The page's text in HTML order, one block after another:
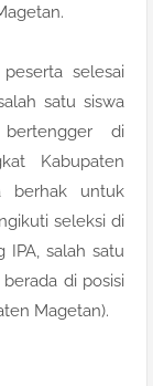
selesai
satu siswa
bertengger di
Kabupaten
berhak untuk
seleksi di
IPA, salah satu
di posisi
Magetan).